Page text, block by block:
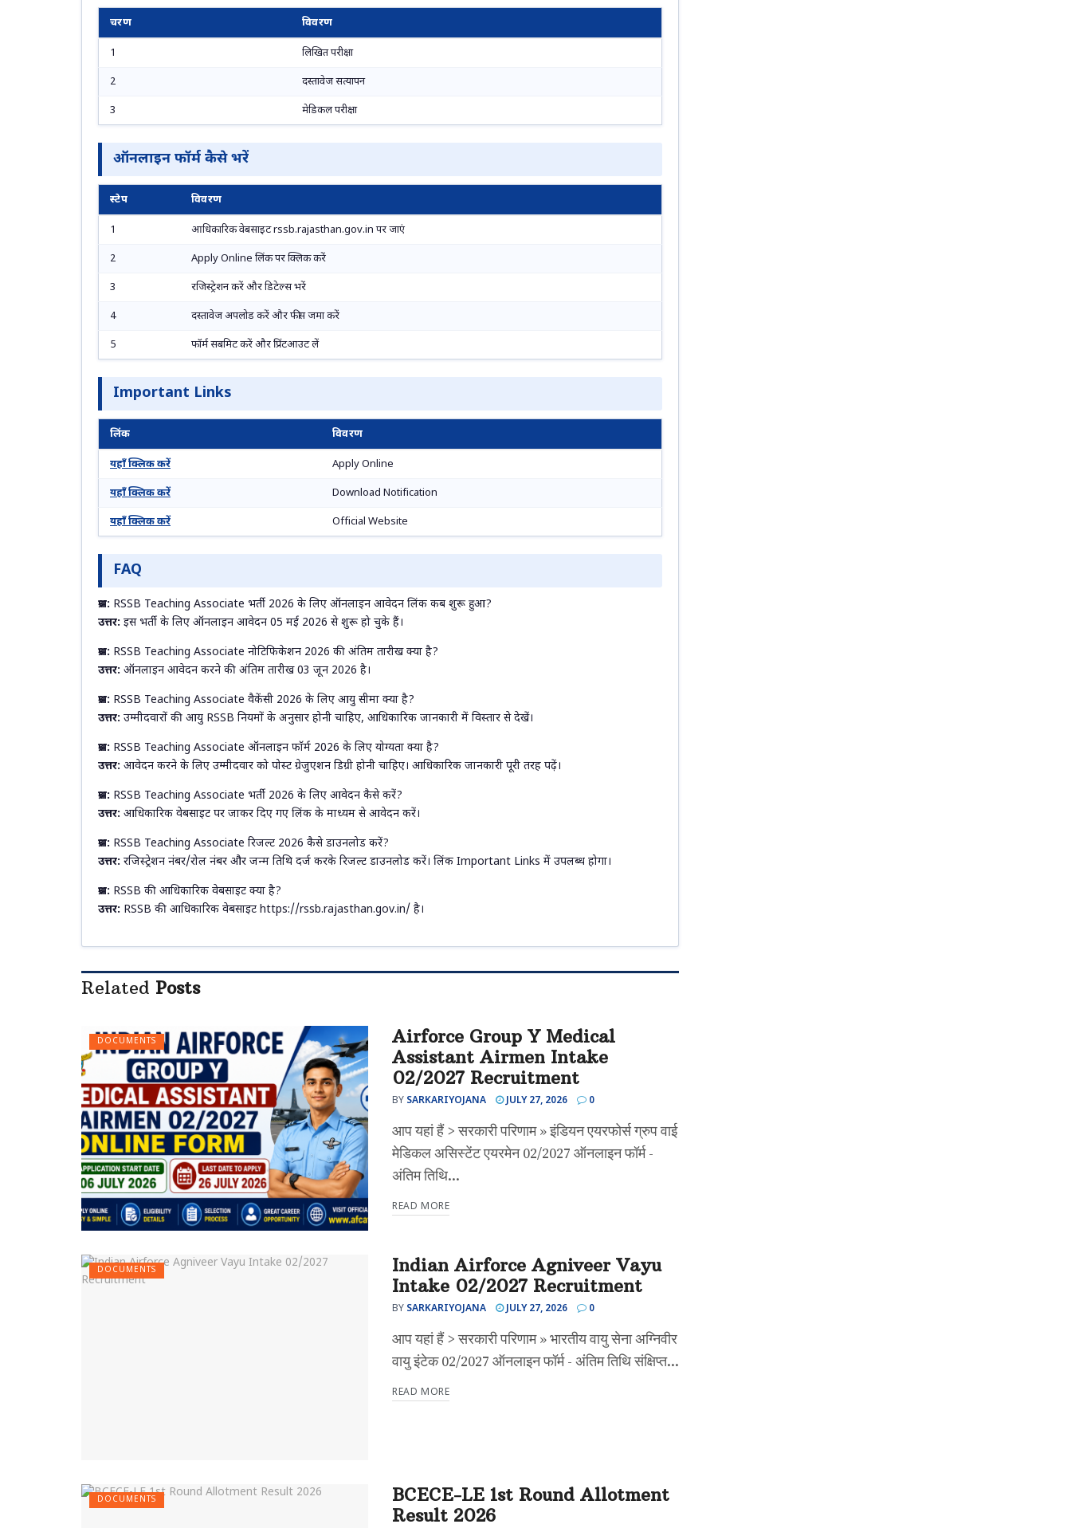
चरण विवरण
1 लिखित परीक्षा
2 दस्तावेज सत्यापन
3 मेडिकल परीक्षा
ऑनलाइन फॉर्म कैसे भरें
स्टेप विवरण
1 आधिकारिक वेबसाइट rssb.rajasthan.gov.in पर जाएं
2 Apply Online लिंक पर क्लिक करें
3 रजिस्ट्रेशन करें और डिटेल्स भरें
4 दस्तावेज अपलोड करें और फीस जमा करें
5 फॉर्म सबमिट करें और प्रिंटआउट लें
Important Links
लिंक विवरण
यहाँ क्लिक करें Apply Online
यहाँ क्लिक करें Download Notification
यहाँ क्लिक करें Official Website
FAQ
प्रश्न: RSSB Teaching Associate भर्ती 2026 के लिए ऑनलाइन आवेदन लिंक कब शुरू हुआ?
उत्तर: इस भर्ती के लिए ऑनलाइन आवेदन 05 मई 2026 से शुरू हो चुके हैं।
प्रश्न: RSSB Teaching Associate नोटिफिकेशन 2026 की अंतिम तारीख क्या है?
उत्तर: ऑनलाइन आवेदन करने की अंतिम तारीख 03 जून 2026 है।
प्रश्न: RSSB Teaching Associate वैकेंसी 2026 के लिए आयु सीमा क्या है?
उत्तर: उम्मीदवारों की आयु RSSB नियमों के अनुसार होनी चाहिए, आधिकारिक जानकारी में विस्तार से देखें।
प्रश्न: RSSB Teaching Associate ऑनलाइन फॉर्म 2026 के लिए योग्यता क्या है?
उत्तर: आवेदन करने के लिए उम्मीदवार को पोस्ट ग्रेजुएशन डिग्री होनी चाहिए। आधिकारिक जानकारी पूरी तरह पढ़ें।
प्रश्न: RSSB Teaching Associate भर्ती 2026 के लिए आवेदन कैसे करें?
उत्तर: आधिकारिक वेबसाइट पर जाकर दिए गए लिंक के माध्यम से आवेदन करें।
प्रश्न: RSSB Teaching Associate रिजल्ट 2026 कैसे डाउनलोड करें?
उत्तर: रजिस्ट्रेशन नंबर/रोल नंबर और जन्म तिथि दर्ज करके रिजल्ट डाउनलोड करें। लिंक Important Links में उपलब्ध होगा।
प्रश्न: RSSB की आधिकारिक वेबसाइट क्या है?
उत्तर: RSSB की आधिकारिक वेबसाइट https://rssb.rajasthan.gov.in/ है।
Related Posts
DOCUMENTS
Airforce Group Y Medical
Assistant Airmen Intake
02/2027 Recruitment
BY SARKARIYOJANA JULY 27, 2026 0
आप यहां हैं > सरकारी परिणाम » इंडियन एयरफोर्स ग्रुप वाई
मेडिकल असिस्टेंट एयरमेन 02/2027 ऑनलाइन फॉर्म -
अंतिम तिथि...
READ MORE
DOCUMENTS
Indian Airforce Agniveer Vayu
Intake 02/2027 Recruitment
BY SARKARIYOJANA JULY 27, 2026 0
आप यहां हैं > सरकारी परिणाम » भारतीय वायु सेना अग्निवीर
वायु इंटेक 02/2027 ऑनलाइन फॉर्म - अंतिम तिथि संक्षिप्त...
READ MORE
DOCUMENTS
BCECE-LE 1st Round Allotment
Result 2026